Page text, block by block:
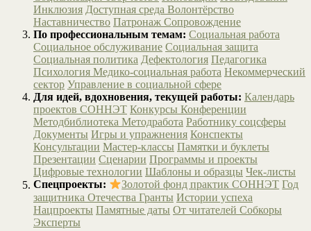
Инклюзия Доступная среда Волонтёрство
Наставничество Патронаж Сопровождение
По профессиональным темам: Социальная работа
Социальное обслуживание Социальная защита
Социальная политика Дефектология Педагогика
Психология Медико-социальная работа Некоммерческий
сектор Управление в социальной сфере
Для идей, вдохновения, текущей работы: Календарь
проектов СОННЭТ Конкурсы Конференции
Методбиблиотека Методработа Работнику соцсферы
Документы Игры и упражнения Конспекты
Консультации Мастер-классы Памятки и буклеты
Презентации Сценарии Программы и проекты
Цифровые технологии Шаблоны и образцы Чек-листы
Спецпроекты:
Золотой фонд практик СОННЭТ Год
защитника Отечества Гранты Истории успеха
Нацпроекты Памятные даты От читателей Собкоры
Эксперты